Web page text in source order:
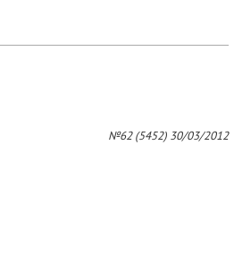
№62 (5452) 30/03/2012